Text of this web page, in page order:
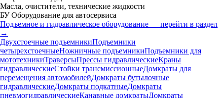
Масла, очистители, технические жидкости
БУ Оборудование для автосервиса
Подъемное и гидравлическое оборудование — перейти в раздел
→
Двухстоечные подъемникиПодъемники
четырехстоечныеНожничные подъемникиПодъемники для
мототехникиТраверсыПрессы гидравлическиеКраны
гидравлическиеСтойки трансмиссионныеДомкраты для
перемещения автомобилейДомкраты бутылочные
гидравлическиеДомкраты подкатныеДомкраты
пневмогидравлическиеКанавные домкратыДомкраты